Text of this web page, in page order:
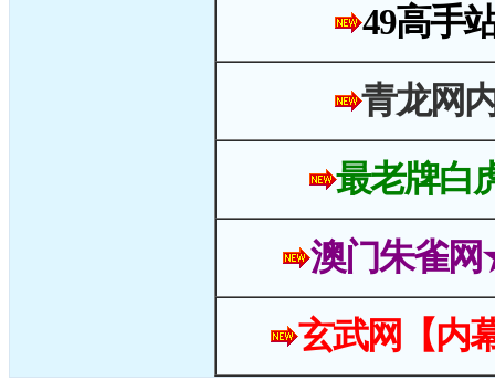
49高手
青龙网
最老牌白
澳门朱雀
玄武网【内